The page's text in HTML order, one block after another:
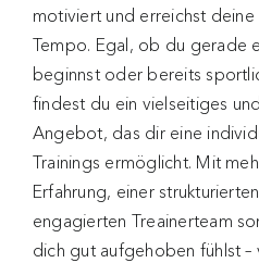
motiviert und erreichst
Tempo. Egal, ob du gerade
beginnst oder bereits
findest du ein vielseitiges
Angebot, das dir eine
Trainings ermöglicht. Mit
Erfahrung, einer
engagierten Treainerteam
dich gut aufgehoben fühlst –